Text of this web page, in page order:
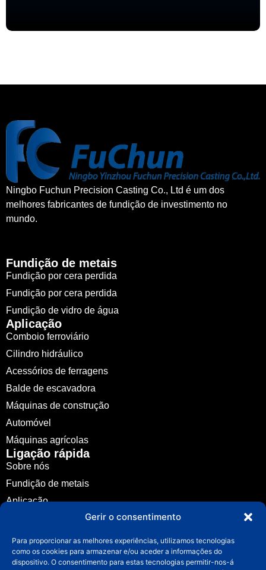
Gerir o consentimento
Para proporcionar as melhores experiências, utilizamos tecnologias
como os cookies para armazenar e/ou aceder a informações do
dispositivo. O consentimento para estas tecnologias permitir-nos-á
Ningbo Fuchun Precision Casting Co., Ltd é um dos
melhores fabricantes de fundição de investimento no
mundo.
Fundição de metais
Fundição por cera perdida
Fundição por cera perdida
Fundição de vidro de água
Aplicação
Comboio ferroviário
Cilindro hidráulico
Acessórios de ferragens
Balde de escavadora
Máquinas de construção
Automóvel
Máquinas agrícolas
Ligação rápida
Sobre nós
Fundição de metais
Aplicação
Contacto
Contacto